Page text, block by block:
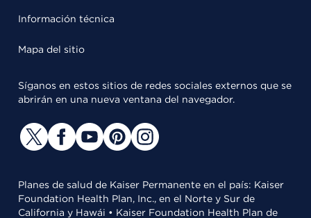
Información técnica
Mapa del sitio
Síganos en estos sitios de redes sociales externos que se
abrirán en una nueva ventana del navegador.
Planes de salud de Kaiser Permanente en el país: Kaiser
Foundation Health Plan, Inc., en el Norte y Sur de
California y Hawái • Kaiser Foundation Health Plan de